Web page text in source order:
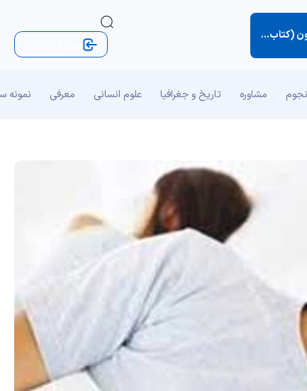
کوچک زندگی)
نجوم مشاوره تاریخ و جغرافیا علوم انسانی معرفی نمونه